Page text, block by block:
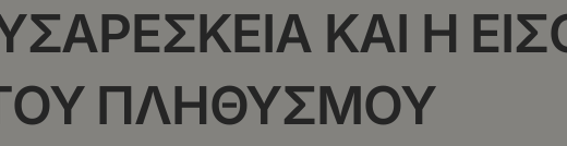
ΚΑΙ Η
ΠΛΗΘΥΣΜΟΥ